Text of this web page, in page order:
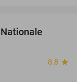
8.8 star